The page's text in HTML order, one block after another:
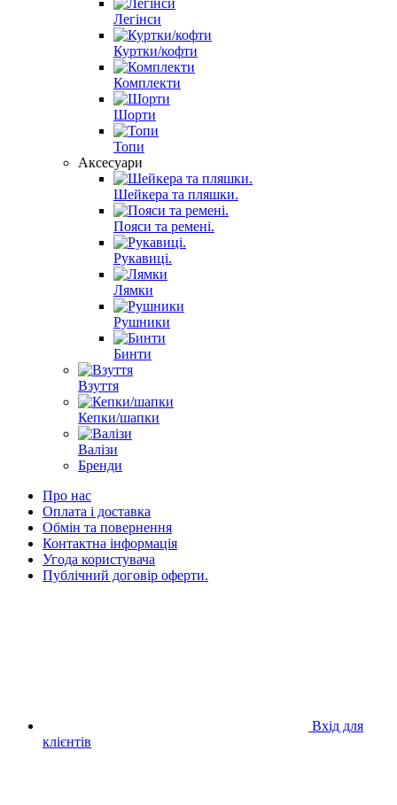
Легінси
Куртки/кофти
Комплекти
Шорти
Топи
Аксесуари
Шейкера та пляшки.
Пояси та ремені.
Рукавиці.
Лямки
Рушники
Бинти
Взуття
Кепки/шапки
Валізи
Бренди
Про нас
Оплата і доставка
Обмін та повернення
Контактна інформація
Угода користувача
Публічний договір оферти.
Вхід для
клієнтів